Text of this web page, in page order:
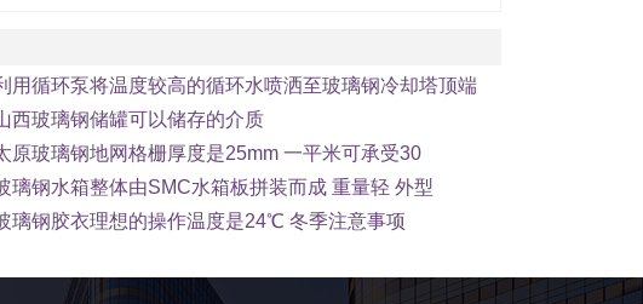
用循环泵将温度较高的循环水喷洒至玻璃钢冷却塔顶端
西玻璃钢储罐可以储存的介质
原玻璃钢地网格栅厚度是25mm 一平米可承受30
璃钢水箱整体由SMC水箱板拼装而成 重量轻 外型
璃钢胶衣理想的操作温度是24℃ 冬季注意事项